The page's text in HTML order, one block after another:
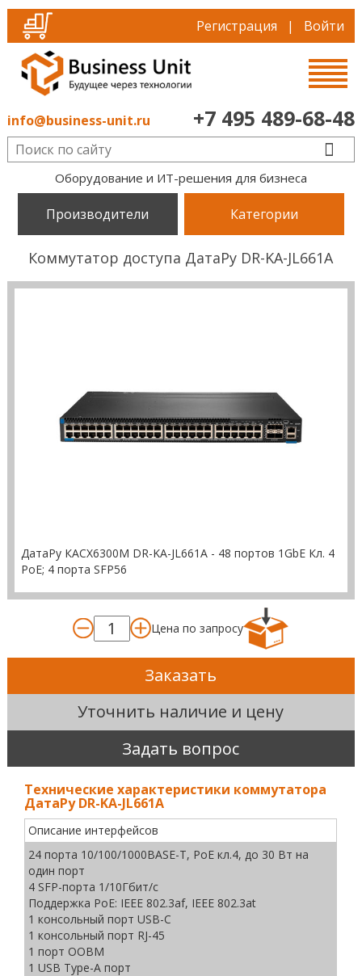
Регистрация | Войти
info@business-unit.ru +7 495 489-68-48
Оборудование и ИТ-решения для бизнеса
Производители Категории
Коммутатор доступа ДатаРу DR-KА-JL661A
ДатаРу КАСХ6300M DR-KА-JL661A - 48 портов 1GbE Кл. 4
PoE; 4 порта SFP56
Цена по запросу
Заказать
Уточнить наличие и цену
Задать вопрос
Технические характеристики коммутатора
ДатаРу DR-KА-JL661A
Описание интерфейсов
24 порта 10/100/1000BASE-T, PoE кл.4, до 30 Вт на
один порт
4 SFP-порта 1/10Гбит/с
Поддержка PoE: IEEE 802.3af, IEEE 802.3at
1 консольный порт USB-C
1 консольный порт RJ-45
1 порт OOBM
1 USB Type-A порт